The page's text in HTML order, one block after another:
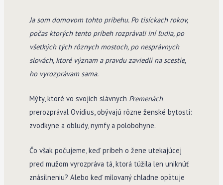
Ja som domovom tohto príbehu. Po tisíckach rokov,
počas ktorých tento príbeh rozprávali iní ľudia, po
všetkých tých rôznych mostoch, po nesprávnych
slovách, ktoré význam a pravdu zaviedli na scestie,
ho vyrozprávam sama.
Mýty, ktoré vo svojich slávnych Premenách
prerozprával Ovídius, obývajú rôzne ženské bytosti:
zvodkyne a obludy, nymfy a polobohyne.
Čo však počujeme, keď príbeh o žene utekajúcej
pred mužom vyrozpráva tá, ktorá túžila len uniknúť
znásilneniu? Alebo keď milovaný chladne opätuje